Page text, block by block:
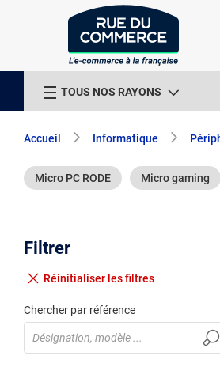
TOUS NOS RAYONS
Accueil Informatique
Micro PC RODE Micro gaming
Filtrer
Réinitialiser les filtres
Chercher par référence